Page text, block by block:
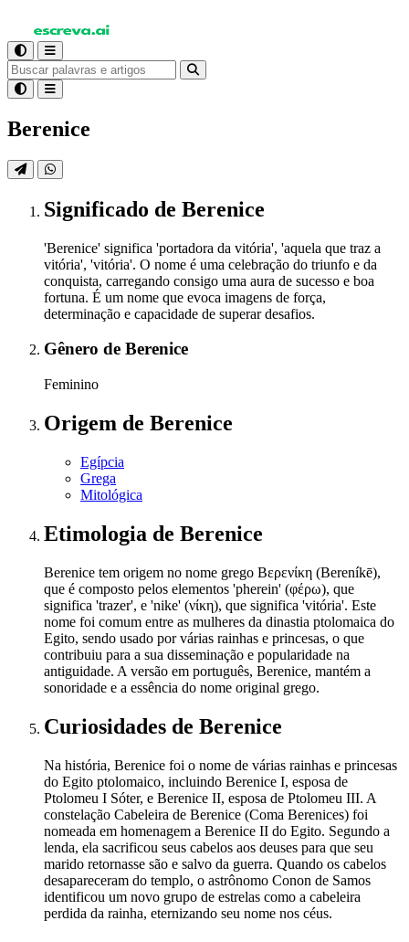
Berenice
Significado de Berenice
'Berenice' significa 'portadora da vitória', 'aquela que traz a
vitória', 'vitória'. O nome é uma celebração do triunfo e da
conquista, carregando consigo uma aura de sucesso e boa
fortuna. É um nome que evoca imagens de força,
determinação e capacidade de superar desafios.
Gênero de Berenice
Feminino
Origem de Berenice
Egípcia
Grega
Mitológica
Etimologia de Berenice
Berenice tem origem no nome grego Βερενίκη (Bereníkē),
que é composto pelos elementos 'pherein' (φέρω), que
significa 'trazer', e 'nike' (νίκη), que significa 'vitória'. Este
nome foi comum entre as mulheres da dinastia ptolomaica do
Egito, sendo usado por várias rainhas e princesas, o que
contribuiu para a sua disseminação e popularidade na
antiguidade. A versão em português, Berenice, mantém a
sonoridade e a essência do nome original grego.
Curiosidades de Berenice
Na história, Berenice foi o nome de várias rainhas e princesas
do Egito ptolomaico, incluindo Berenice I, esposa de
Ptolomeu I Sóter, e Berenice II, esposa de Ptolomeu III. A
constelação Cabeleira de Berenice (Coma Berenices) foi
nomeada em homenagem a Berenice II do Egito. Segundo a
lenda, ela sacrificou seus cabelos aos deuses para que seu
marido retornasse são e salvo da guerra. Quando os cabelos
desapareceram do templo, o astrônomo Conon de Samos
identificou um novo grupo de estrelas como a cabeleira
perdida da rainha, eternizando seu nome nos céus.